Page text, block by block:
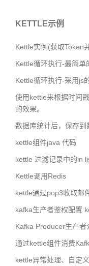
KETTLE示例
Kettle实例(获取Token
Kettle循环执行-最简单
Kettle循环执行-采用js
使用kettle来根据时间
的效果。
数据库统计后，保存到
kettle组件java 代码
kettle 过滤记录中的in
Kettle调用Redis
kettle通过pop3收取邮
kafka生产者鉴权配置
Kafka Producer生产者
通过kettle组件消费
kettle异常处理、自定